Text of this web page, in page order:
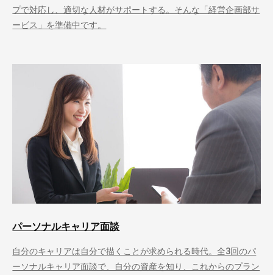
プで対応し、適切な人材がサポートする。そんな「経営企画部サ
ービス」を準備中です。
パーソナルキャリア面談
自分のキャリアは自分で描くことが求められる時代。全3回のパ
ーソナルキャリア面談で、自分の資産を知り、これからのプラン